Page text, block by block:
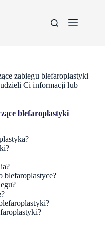
zabiegu blefaroplastyki
udzieli Ci informacji lub
blefaroplastyki
blefaroplastyce?